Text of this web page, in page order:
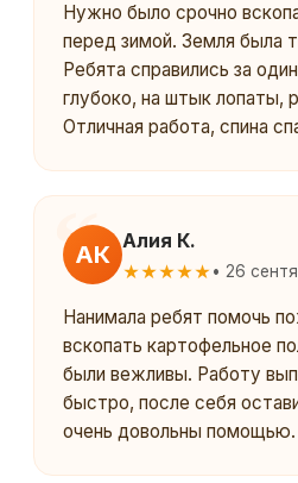
Нужно было срочно
перед зимой. Земля была
Ребята справились за
глубоко, на штык лопаты,
Отличная работа, спина
АК
Алия К.
★★★★★• 26
Нанимала ребят помочь
вскопать картофельное
были вежливы. Работу
быстро, после себя
очень довольны помощью.